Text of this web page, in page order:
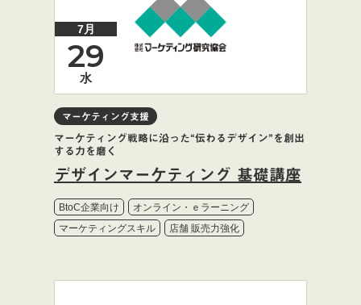
7月
29
水
マーケティング支援
マーケティング戦略に沿った“伝わるデザイン”を創出
する力を磨く
デザインマーケティング 基礎講座
BtoC企業向け
オンライン・ｅラーニング
マーケティングスキル
店舗 販売力強化